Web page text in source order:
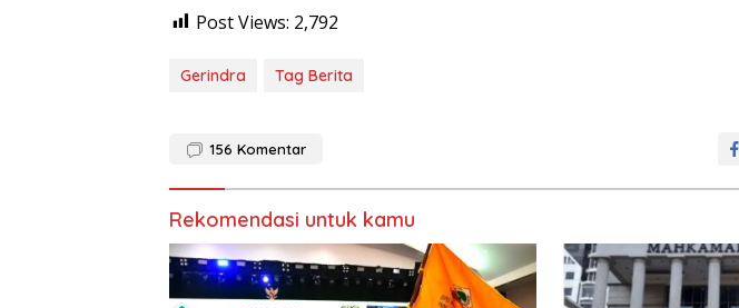
Post Views: 2,792
Gerindra Tag Berita
156 Komentar
Rekomendasi untuk kamu